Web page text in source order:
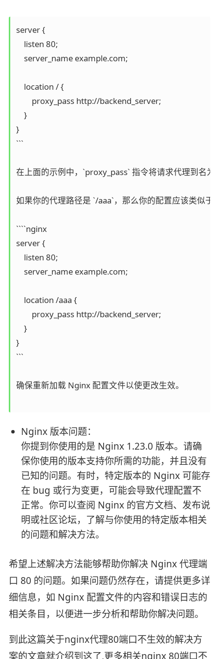
server {
    listen 80;
    server_name example.com;
    location / {
        proxy_pass http://backend_server;
    }
}
```
在上面的示例中，`proxy_pass` 指令将请求代理到名
如果你的代理路径是 `/aaa`，那么你的配置应该类似于
````nginx
server {
    listen 80;
    server_name example.com;
    location /aaa {
        proxy_pass http://backend_server;
    }
}
```
确保重新加载 Nginx 配置文件以使更改生效。
Nginx 版本问题：
你提到你使用的是 Nginx 1.23.0 版本。请确
保你使用的版本支持你所需的功能，并且没有
已知的问题。有时，特定版本的 Nginx 可能存
在 bug 或行为变更，可能会导致代理配置不
正常。你可以查阅 Nginx 的官方文档、发布说
明或社区论坛，了解与你使用的特定版本相关
的问题和解决方法。
希望上述解决方法能够帮助你解决 Nginx 代理端
口 80 的问题。如果问题仍然存在，请提供更多详
细信息，如 Nginx 配置文件的内容和错误日志的
相关条目，以便进一步分析和帮助你解决问题。
到此这篇关于nginx代理80端口不生效的解决方
案的文章就介绍到这了,更多相关nginx 80端口不